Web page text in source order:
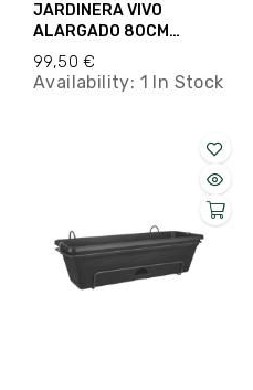
JARDINERA VIVO
ALARGADO 80CM
NEGRO
99,50 €
Availability: 1 In Stock